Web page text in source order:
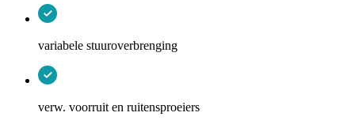
variabele stuuroverbrenging
verw. voorruit en ruitensproeiers